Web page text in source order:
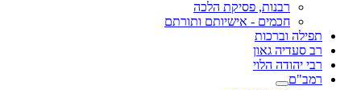
רבנות, פסיקת הלכה
חכמים - אישיותם ותורתם
תפילה וברכות
רב סעדיה גאון
רבי יהודה הלוי
רמב"ם